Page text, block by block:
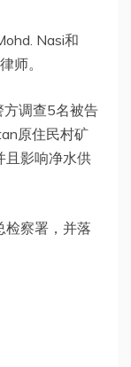
Nasi和
师。
方调查5名被告
原住民村矿
且影响净水供
检察署，并落